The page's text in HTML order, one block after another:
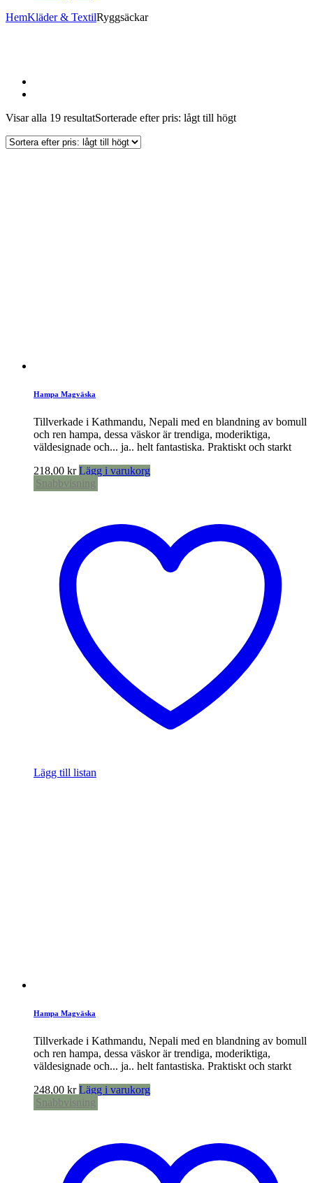
HemKläder & TextilRyggsäckar
Visar alla 19 resultatSorterade efter pris: lågt till högt
Hampa Magväska
Tillverkade i Kathmandu, Nepali med en blandning av bomull
och ren hampa, dessa väskor är trendiga, moderiktiga,
väldesignade och... ja.. helt fantastiska. Praktiskt och starkt
218,00 kr Lägg i varukorg
Snabbvisning
Lägg till listan
Hampa Magväska
Tillverkade i Kathmandu, Nepali med en blandning av bomull
och ren hampa, dessa väskor är trendiga, moderiktiga,
väldesignade och... ja.. helt fantastiska. Praktiskt och starkt
248,00 kr Lägg i varukorg
Snabbvisning